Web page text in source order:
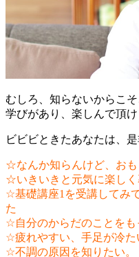
むしろ、知らないからこ
学びがあり、楽しんで頂
ビビビときたあなたは、
☆なんか知らんけど、おも
☆いきいきと元気に楽しく
☆基礎講座1を受講してみ
た
☆自分のからだのことをも
☆疲れやすい、手足が冷た
☆不調の原因を知りたい。